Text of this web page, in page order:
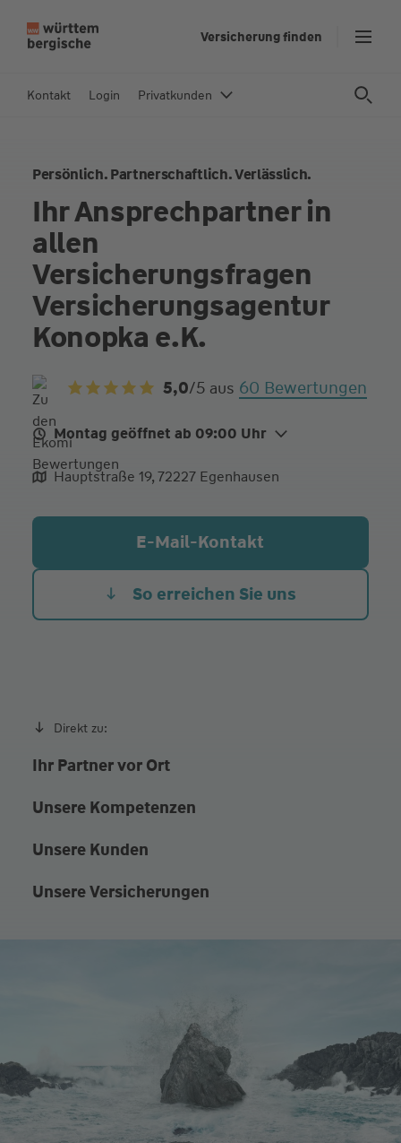
In
Versicherung finden
Kontakt Login Privatkunden
Persönlich. Partnerschaftlich. Verlässlich.
Ihr Ansprechpartner in
allen
Versicherungsfragen
Versicherungsagentur
Konopka e.K.
5,0/5 aus 60 Bewertungen
Montag geöffnet ab 09:00 Uhr
Mo.
09:00 - 12:00
09:00 - 12:00
Termine auch nach Vereinbarung.
Hauptstraße 19, 72227 Egenhausen
E-Mail-Kontakt
So erreichen Sie uns
Direkt zu:
Ihr Partner vor Ort
Unsere Kompetenzen
Unsere Kunden
Unsere Versicherungen